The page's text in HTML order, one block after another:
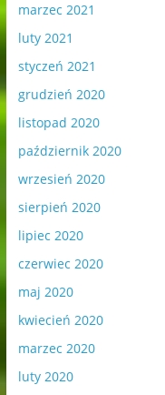
marzec 2021
luty 2021
styczeń 2021
grudzień 2020
listopad 2020
październik 2020
wrzesień 2020
sierpień 2020
lipiec 2020
czerwiec 2020
maj 2020
kwiecień 2020
marzec 2020
luty 2020